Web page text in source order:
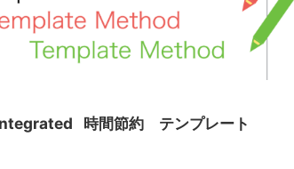
時間節約 テンプレート